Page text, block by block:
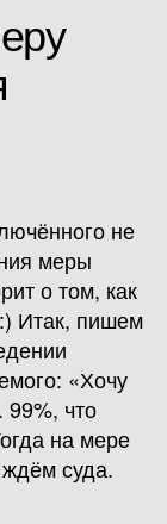
не
меры
о том, как
Итак, пишем
«Хочу
99%, что
на мере
суда.